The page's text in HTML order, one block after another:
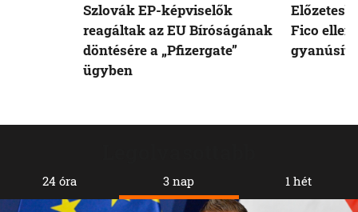
24 óra 3 nap 1 hét
Szlovák EP-képviselők
reagáltak az EU Bíróságának
döntésére a „Pfizergate”
ügyben
Fico